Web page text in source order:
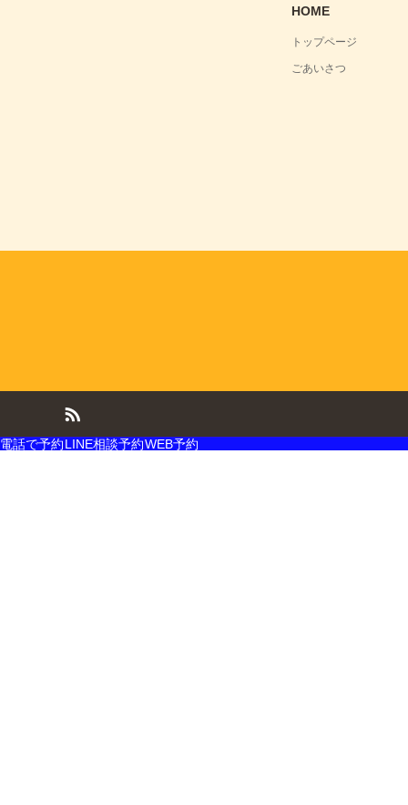
HOME
トップページ
ごあいさつ
電話で予約LINE相談予約WEB予約